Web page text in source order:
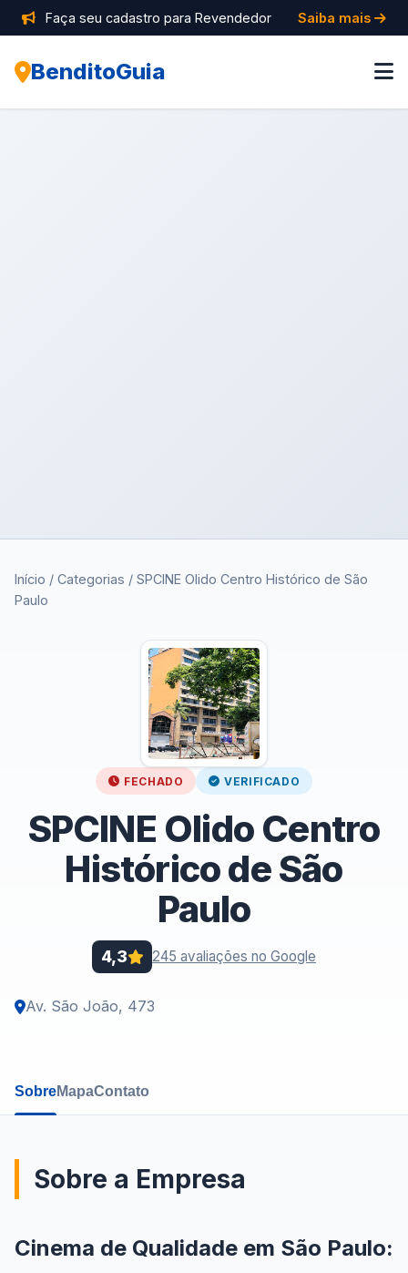
Faça seu cadastro para Revendedor Saiba mais
BenditoGuia
Início / Categorias / SPCINE Olido Centro Histórico de São
Paulo
FECHADO VERIFICADO
SPCINE Olido Centro
Histórico de São
Paulo
4,3 245 avaliações no Google
Av. São João, 473
SobreMapaContato
Sobre a Empresa
Cinema de Qualidade em São Paulo: